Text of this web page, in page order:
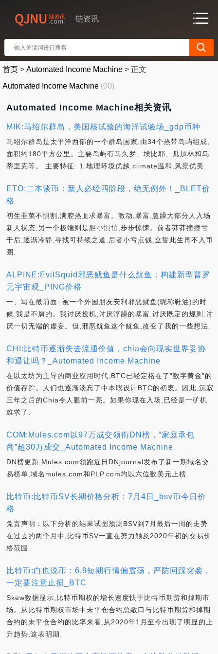
链资讯
首页 > Automated Income Machine > 正文
Automated Income Machine (00)
Automated Income Machine相关资讯
MIK:马绍尔群岛，美国核试验的海洋试验场_gdp币种
马绍尔群岛是太平洋西部的一个群岛国家,由34个热带岛屿组成,
面积约180平方公里。主要岛屿有马久罗、埃比耶、瓜加林和乌
蒂里克等。 主要特征: 1.地理环境优越,climate温和,风景优美.
ETO:二本谈币：新人必经四阶段，绝无例外！_BLET价
格
初生韭菜不惧割,满腔热血求暴富。激动,暴富,急躁大部分人入场
新人状态,另一个极端则是胆小惧怕,步步惊悚。前者莽莽撞撞亏
干后,逐渐冷静,寻找可持续之道,后者小亏点钱,立誓此生再不入币
圈.
ALPINE:EvilSquid邪恶鱿鱼是什么鱿鱼：构建新型普罗
元宇宙观_PING价格
一、写在最前面: 被一个外国朋友安利邪恶鱿鱼(昵称鞋油)的时
候,我是不屑的。我讨厌投机,讨厌浮躁的暴富,讨厌既定的规则,讨
厌一切无端的虚妄。但,邪恶鱿鱼这个鱿鱼,改变了我的一些想法.
CHI:比特币逐渐失去流通价值，chia会向现实世界妥协
和退让吗？_Automated Income Machine
在以太坊为主导的商业应用时代,BTC已经定格在了“数字黄金”的
价值存贮。人们也逐渐淡忘了中本聪设计BTC的初衷。因此,沉寂
三年之后的Chia令人眼前一亮。如果你现在入场,已经是一矿机
难求了.
COM:Mules.com以97万成交领衔DN榜，“家庭承包
商”超30万成交_Automated Income Machine
DN榜更新,Mules.com领跑近日DNjournal发布了新一期域名交
易榜单,域名mules.com和PLP.com均以六位数美元上榜.
比特币:比特币SV长期价格分析：7月4日_bsv币今日价
格
免责声明：以下分析的结果试图预测BSV到7月最后一周的走势
在过去的两个月中,比特币SV一直在努力触及2020年初的交易价
格范围.
比特币:白也说币：6.9短期行情偏震荡，严防回踩突袭，
一定要注意止损_BTC
Skew数据显示,比特币期权的增长速度快于比特币期货和掉期市
场。从比特币期权市场中未平仓合约总敞口与比特币期货和掉期
合约的未平仓合约的比率来看,从2020年1月至今出现了明显的上
升趋势,这表明期.